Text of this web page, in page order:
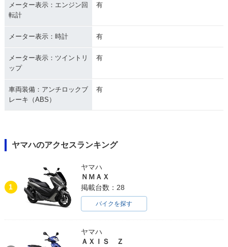
メーター表示：エンジン回
転計
有
メーター表示：時計 有
メーター表示：ツイントリ
ップ
有
車両装備：アンチロックブ
レーキ（ABS）
有
ヤマハのアクセスランキング
1
ヤマハ
ＮＭＡＸ
掲載台数：28
バイクを探す
ヤマハ
ＡＸＩＳ Ｚ